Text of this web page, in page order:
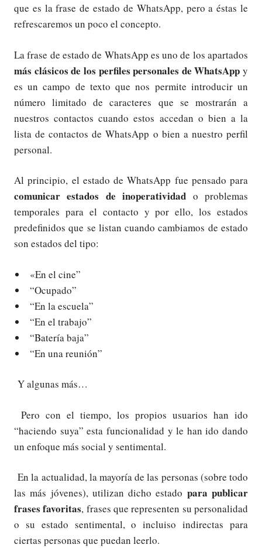
que es la frase de estado de WhatsApp, pero a éstas le
refrescaremos un poco el concepto.
La frase de estado de WhatsApp es uno de los apartados
más clásicos de los perfiles personales de WhatsApp y
es un campo de texto que nos permite introducir un
número limitado de caracteres que se mostrarán a
nuestros contactos cuando estos accedan o bien a la
lista de contactos de WhatsApp o bien a nuestro perfil
personal.
Al principio, el estado de WhatsApp fue pensado para
comunicar estados de inoperatividad o problemas
temporales para el contacto y por ello, los estados
predefinidos que se listan cuando cambiamos de estado
son estados del tipo:
«En el cine”
“Ocupado”
“En la escuela”
“En el trabajo”
“Batería baja”
“En una reunión”
Y algunas más…
Pero con el tiempo, los propios usuarios han ido
“haciendo suya” esta funcionalidad y le han ido dando
un enfoque más social y sentimental.
En la actualidad, la mayoría de las personas (sobre todo
las más jóvenes), utilizan dicho estado para publicar
frases favoritas, frases que representen su personalidad
o su estado sentimental, o incluiso indirectas para
ciertas personas que puedan leerlo.